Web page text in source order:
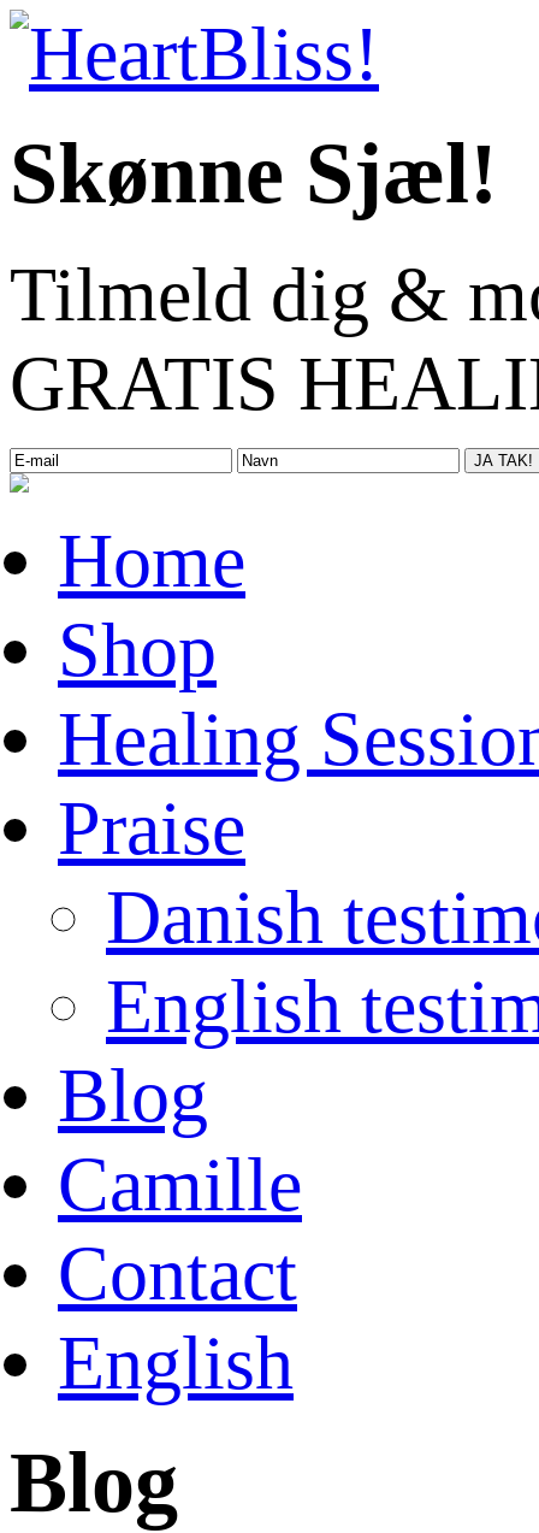
Skønne Sjæl!
Tilmeld dig &
GRATIS
Home
Shop
Healing
Praise
Danish
English
Blog
Camille
Contact
English
Blog